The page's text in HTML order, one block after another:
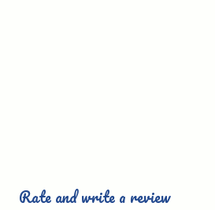
Rate and write a review